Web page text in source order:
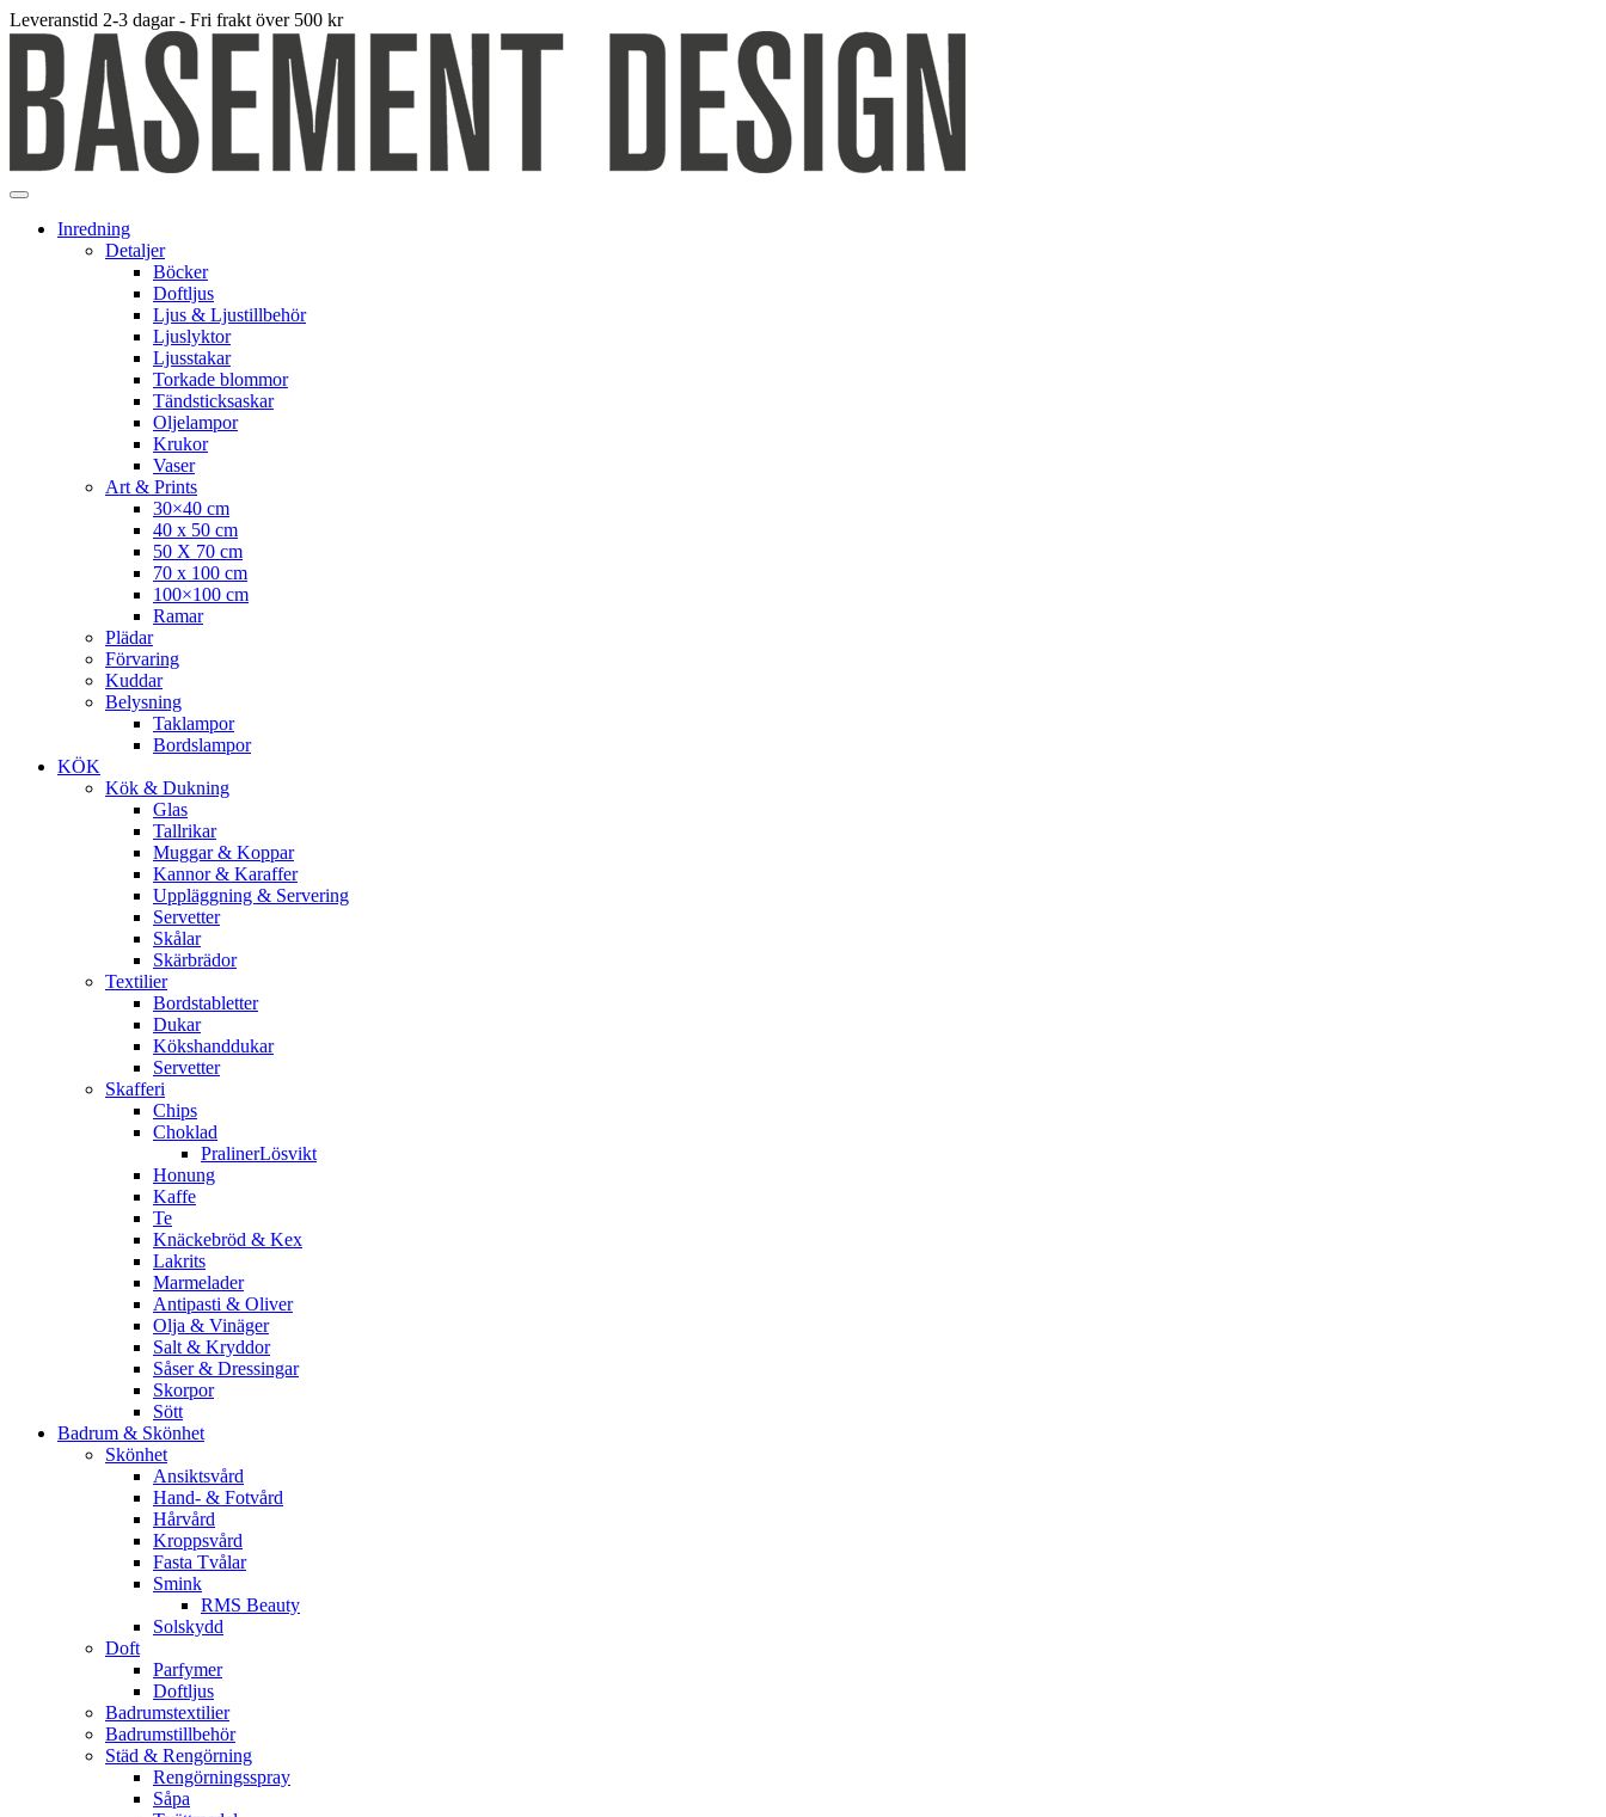
Leveranstid 2-3 dagar - Fri frakt över 500 kr
Inredning
Detaljer
Böcker
Doftljus
Ljus & Ljustillbehör
Ljuslyktor
Ljusstakar
Torkade blommor
Tändsticksaskar
Oljelampor
Krukor
Vaser
Art & Prints
30×40 cm
40 x 50 cm
50 X 70 cm
70 x 100 cm
100×100 cm
Ramar
Plädar
Förvaring
Kuddar
Belysning
Taklampor
Bordslampor
KÖK
Kök & Dukning
Glas
Tallrikar
Muggar & Koppar
Kannor & Karaffer
Uppläggning & Servering
Servetter
Skålar
Skärbrädor
Textilier
Bordstabletter
Dukar
Kökshanddukar
Servetter
Skafferi
Chips
Choklad
PralinerLösvikt
Honung
Kaffe
Te
Knäckebröd & Kex
Lakrits
Marmelader
Antipasti & Oliver
Olja & Vinäger
Salt & Kryddor
Såser & Dressingar
Skorpor
Sött
Badrum & Skönhet
Skönhet
Ansiktsvård
Hand- & Fotvård
Hårvård
Kroppsvård
Fasta Tvålar
Smink
RMS Beauty
Solskydd
Doft
Parfymer
Doftljus
Badrumstextilier
Badrumstillbehör
Städ & Rengörning
Rengörningsspray
Såpa